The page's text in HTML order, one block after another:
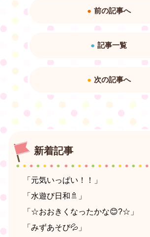
前の記事へ
記事一覧
次の記事へ
新着記事
「元気いっぱい！！」
「水遊び日和🚿」
「☆おおきくなったかな😊?☆」
「みずあそび💦」